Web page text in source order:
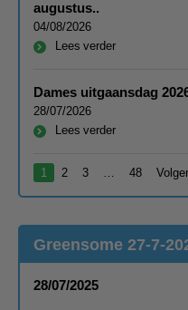
augustus..
04/08/2026
Lees verder
Dames uitgaansdag
28/07/2026
Lees verder
1 2 3 48
Greensome 27-7-
28/07/2025